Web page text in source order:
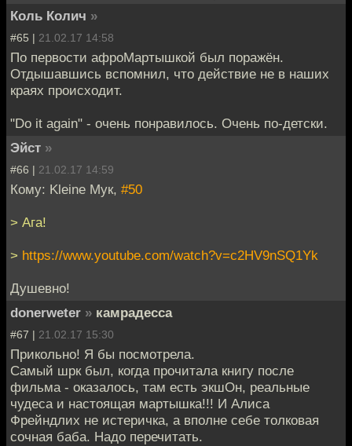
Коль Колич »
#65 | 21.02.17 14:58
По первости афроМартышкой был поражён.
Отдышавшись вспомнил, что действие не в наших
краях происходит.
"Do it again" - очень понравилось. Очень по-детски.
Эйст »
#66 | 21.02.17 14:59
Кому: Kleine Мук, #50
> Ага!
> https://www.youtube.com/watch?v=c2HV9nSQ1Yk
Душевно!
donerweter » камрадесса
#67 | 21.02.17 15:30
Прикольно! Я бы посмотрела.
Самый шрк был, когда прочитала книгу после
фильма - оказалось, там есть экшОн, реальные
чудеса и настоящая мартышка!!! И Алиса
Фрейндлих не истеричка, а вполне себе толковая
сочная баба. Надо перечитать.